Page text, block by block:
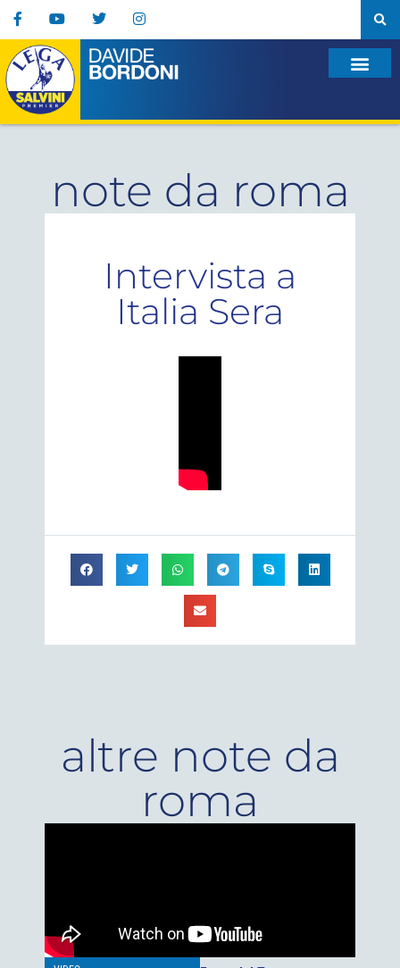
note da roma
Intervista a
Italia Sera
altre note da
roma